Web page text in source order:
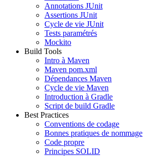
Annotations JUnit
Assertions JUnit
Cycle de vie JUnit
Tests paramétrés
Mockito
Build Tools
Intro à Maven
Maven pom.xml
Dépendances Maven
Cycle de vie Maven
Introduction à Gradle
Script de build Gradle
Best Practices
Conventions de codage
Bonnes pratiques de nommage
Code propre
Principes SOLID